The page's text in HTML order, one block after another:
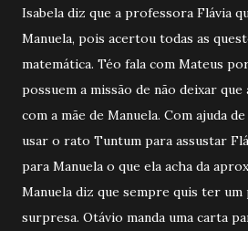
Isabela diz que a professora Flávia
Manuela, pois acertou todas as
matemática. Téo fala com Mateus
possuem a missão de não deixar
com a mãe de Manuela. Com ajuda
usar o rato Tuntum para assustar
para Manuela o que ela acha da
Manuela diz que sempre quis ter um
surpresa. Otávio manda uma carta